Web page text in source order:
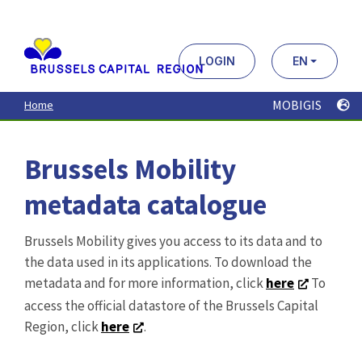
contenu
principal
LOGIN EN
Home MOBIGIS
Brussels Mobility
metadata catalogue
Brussels Mobility gives you access to its data and to
the data used in its applications. To download the
metadata and for more information, clickhere
To
access the official datastore of the Brussels Capital
Region, clickhere .